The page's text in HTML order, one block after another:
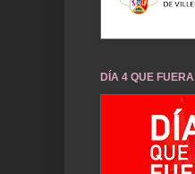
DÍA 4 QUE FUERA